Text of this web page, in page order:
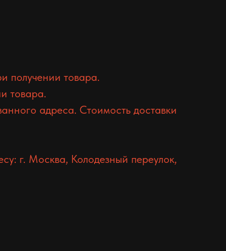
получении товара.
товара.
адреса. Стоимость доставки
г. Москва, Колодезный переулок,